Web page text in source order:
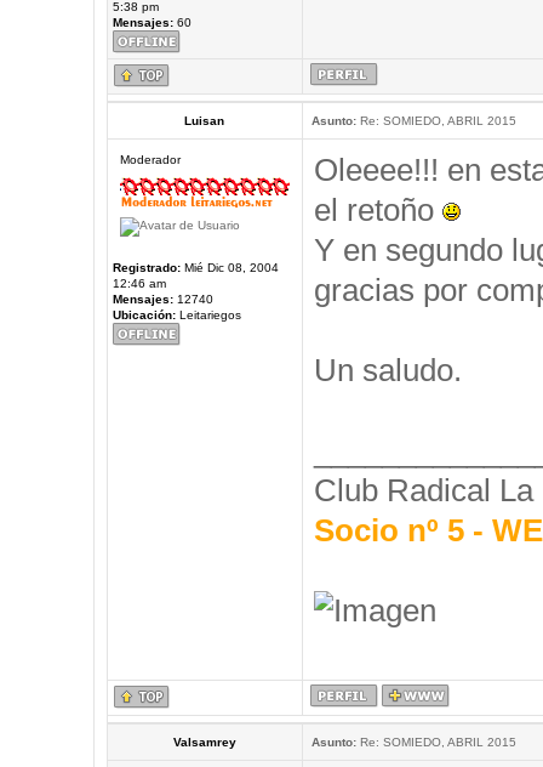
5:38 pm
Mensajes:60
Luisan Asunto:Re: SOMIEDO, ABRIL 2015
Moderador
Registrado:Mié Dic 08, 2004
12:46 am
Mensajes:12740
Ubicación:Leitariegos
Oleeee!!! en
el retoño
Y en segundo
gracias por
Un saludo.
Club Radical La
Socio nº 5 -
Valsamrey Asunto:Re: SOMIEDO, ABRIL 2015